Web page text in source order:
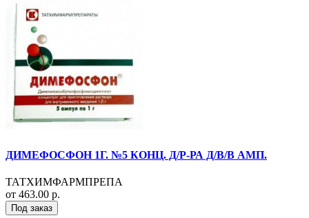
ДИМЕФОСФОН 1Г. №5 КОНЦ. Д/Р-РА Д/В/В АМП.
ТАТХИМФАРМПРЕПА
от 463.00 р.
Под заказ